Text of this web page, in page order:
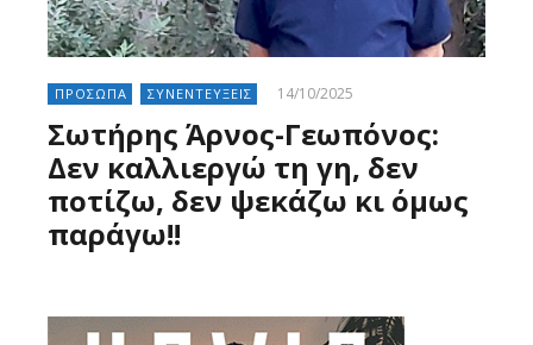
ΠΡΟΣΩΠΑ ΣΥΝΕΝΤΕΥΞΕΙΣ 14/10/2025
Σωτήρης Άρνος-Γεωπόνος:
Δεν καλλιεργώ τη γη, δεν
ποτίζω, δεν ψεκάζω κι όμως
παράγω!!